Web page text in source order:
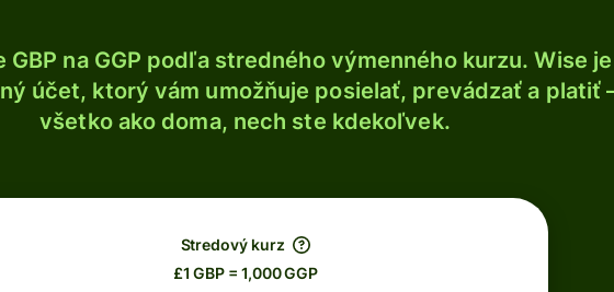
GBP na GGP podľa stredného výmenného kurzu. Wise je
účet, ktorý vám umožňuje posielať, prevádzať a platiť
všetko ako doma, nech ste kdekoľvek.
Stredový kurz
£1 GBP = 1,000 GGP